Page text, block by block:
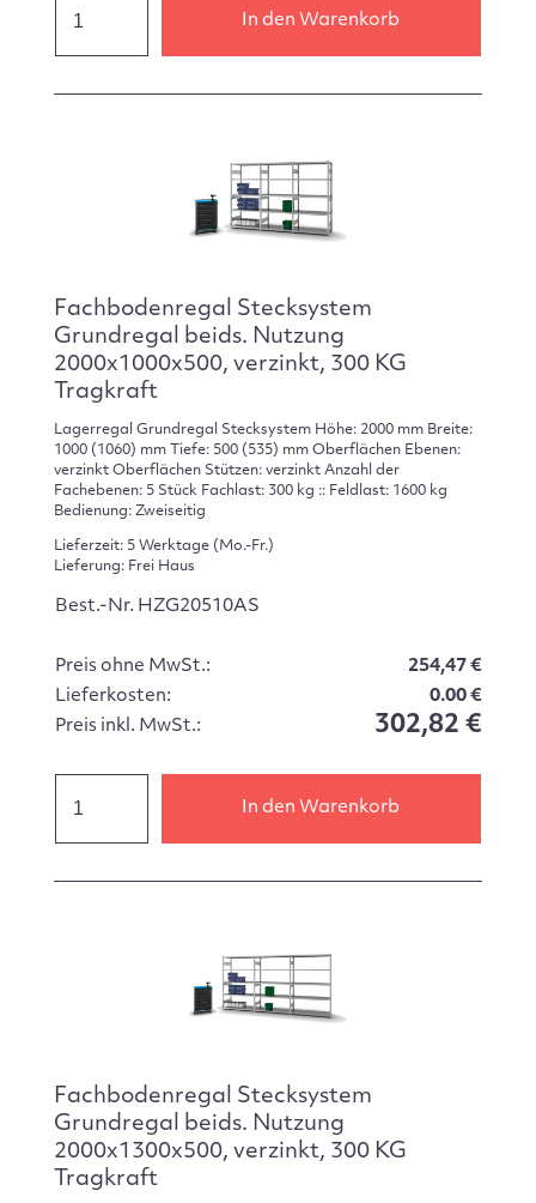
In den Warenkorb
Fachbodenregal Stecksystem
Grundregal beids. Nutzung
2000x1000x500, verzinkt, 300 KG
Tragkraft
Lagerregal Grundregal Stecksystem Höhe: 2000 mm Breite:
1000 (1060) mm Tiefe: 500 (535) mm Oberflächen Ebenen:
verzinkt Oberflächen Stützen: verzinkt Anzahl der
Fachebenen: 5 Stück Fachlast: 300 kg :: Feldlast: 1600 kg
Bedienung: Zweiseitig
Lieferzeit: 5 Werktage (Mo.-Fr.)
Lieferung: Frei Haus
Best.-Nr. HZG20510AS
Preis ohne MwSt.:
254,47 €
Lieferkosten:
0.00 €
Preis inkl. MwSt.:
302,82 €
In den Warenkorb
Fachbodenregal Stecksystem
Grundregal beids. Nutzung
2000x1300x500, verzinkt, 300 KG
Tragkraft